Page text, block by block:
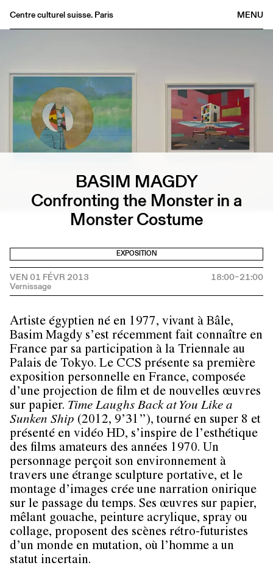
MENU
Centre culturel suisse. Paris
Buvette
Archives
Médiathèque
Éditions
Informations
BASIM MAGDY
Confronting the Monster in a
Monster Costume
EXPOSITION
VEN 01 FÉVR 2013 18:00–21:00
Artiste égyptien né en 1977, vivant à Bâle,
Basim Magdy s’est récemment fait connaître en
France par sa participation à la Triennale au
Palais de Tokyo. Le CCS présente sa première
exposition personnelle en France, composée
d’une projection de film et de nouvelles œuvres
sur papier. Time Laughs Back at You Like a
Sunken Ship (2012, 9’31’’), tourné en super 8 et
présenté en vidéo HD, s’inspire de l’esthétique
des films amateurs des années 1970. Un
personnage perçoit son environnement à
travers une étrange sculpture portative, et le
montage d’images crée une narration onirique
sur le passage du temps. Ses œuvres sur papier,
mêlant gouache, peinture acrylique, spray ou
collage, proposent des scènes rétro-futuristes
d’un monde en mutation, où l’homme a un
statut incertain.